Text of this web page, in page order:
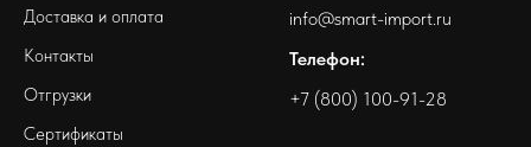
Доставка и оплата
Контакты
Отгрузки
Сертификаты
info@smart-import.ru
Телефон:
+7 (800) 100-91-28